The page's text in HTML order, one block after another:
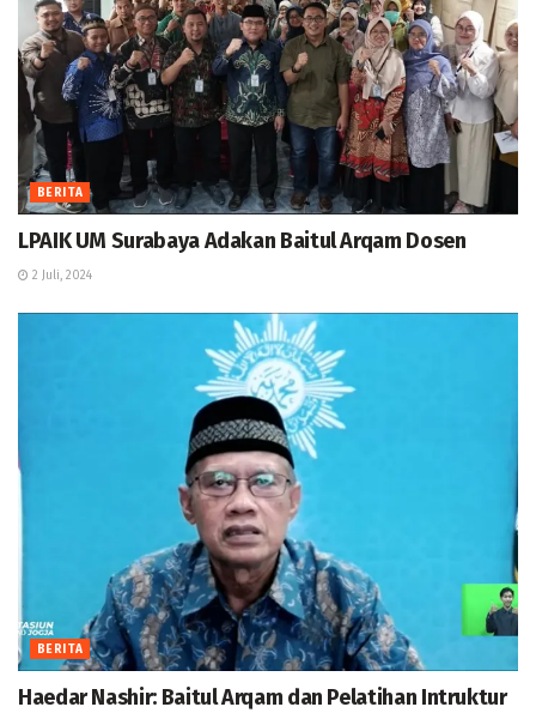
BERITA
LPAIK UM Surabaya Adakan Baitul Arqam Dosen
2 Juli, 2024
BERITA
Haedar Nashir: Baitul Arqam dan Pelatihan Intruktur